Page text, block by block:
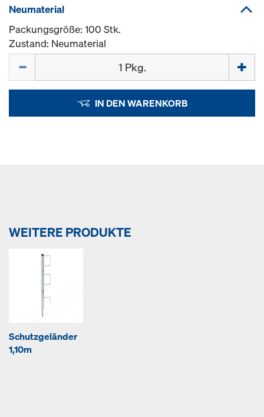
Neumaterial
Packungsgröße: 100 Stk.
Zustand: Neumaterial
IN DEN WARENKORB
WEITERE PRODUKTE
Schutzgeländer
1,10m